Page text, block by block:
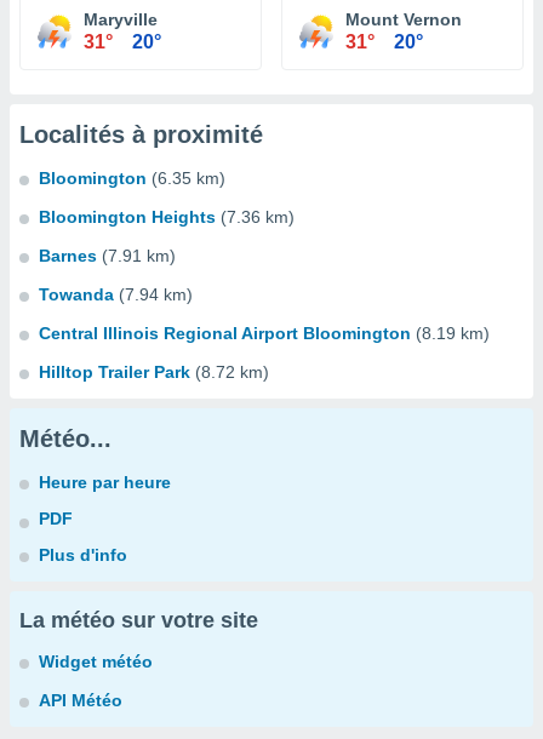
Maryville
31° 20°
Mount Vernon
31° 20°
Localités à proximité
Bloomington (6.35 km)
Bloomington Heights (7.36 km)
Barnes (7.91 km)
Towanda (7.94 km)
Central Illinois Regional Airport Bloomington (8.19 km)
Hilltop Trailer Park (8.72 km)
Météo...
Heure par heure
PDF
Plus d'info
La météo sur votre site
Widget météo
API Météo